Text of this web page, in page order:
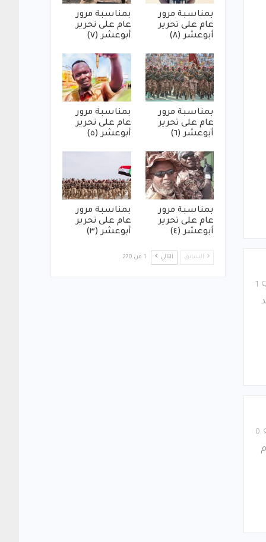
بمناسبة مرور
عام على تحرير
أبوعشر (٨)
بمناسبة مرور
عام على تحرير
أبوعشر (٧)
بمناسبة مرور
عام على تحرير
أبوعشر (٦)
بمناسبة مرور
عام على تحرير
أبوعشر (٥)
بمناسبة مرور
عام على تحرير
أبوعشر (٤)
بمناسبة مرور
عام على تحرير
أبوعشر (٣)
السابق التالي 1 من 270